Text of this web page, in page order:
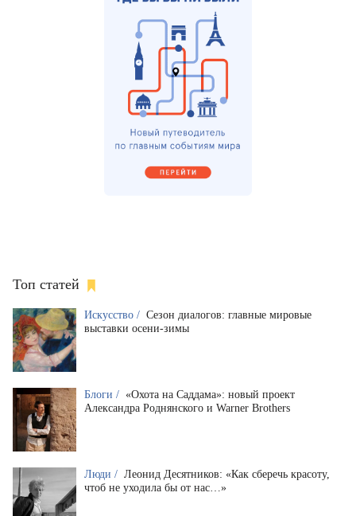
Топ статей
Искусство / Сезон диалогов: главные мировые
выставки осени-зимы
Блоги / «Охота на Саддама»: новый проект
Александра Роднянского и Warner Brothers
Люди / Леонид Десятников: «Как сберечь красоту,
чтоб не уходила бы от нас…»